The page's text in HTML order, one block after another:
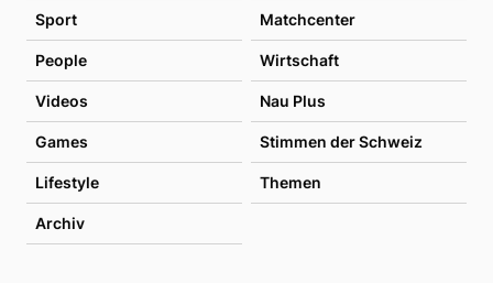
Sport Matchcenter
People Wirtschaft
Videos Nau Plus
Games Stimmen der Schweiz
Lifestyle Themen
Archiv